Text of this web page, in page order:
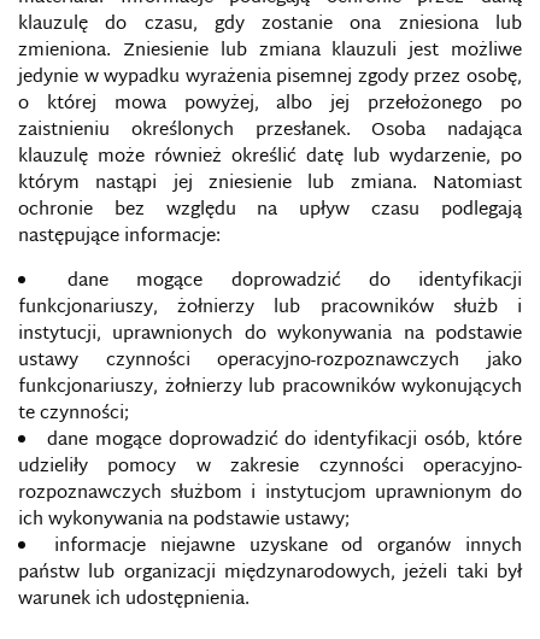
klauzulę do czasu, gdy zostanie ona zniesiona lub
zmieniona. Zniesienie lub zmiana klauzuli jest możliwe
jedynie w wypadku wyrażenia pisemnej zgody przez osobę,
o której mowa powyżej, albo jej przełożonego po
zaistnieniu określonych przesłanek. Osoba nadająca
klauzulę może również określić datę lub wydarzenie, po
którym nastąpi jej zniesienie lub zmiana. Natomiast
ochronie bez względu na upływ czasu podlegają
następujące informacje:
dane mogące doprowadzić do identyfikacji
funkcjonariuszy, żołnierzy lub pracowników służb i
instytucji, uprawnionych do wykonywania na podstawie
ustawy czynności operacyjno-rozpoznawczych jako
funkcjonariuszy, żołnierzy lub pracowników wykonujących
te czynności;
dane mogące doprowadzić do identyfikacji osób, które
udzieliły pomocy w zakresie czynności operacyjno-
rozpoznawczych służbom i instytucjom uprawnionym do
ich wykonywania na podstawie ustawy;
informacje niejawne uzyskane od organów innych
państw lub organizacji międzynarodowych, jeżeli taki był
warunek ich udostępnienia.